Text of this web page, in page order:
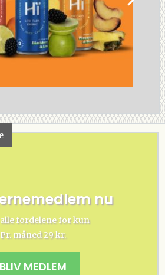
nu
fordelene for kun
Pr. måned 29 kr.
BLIV MEDLEM